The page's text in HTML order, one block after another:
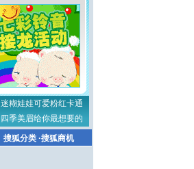
迷糊娃娃可爱粉红卡通
四季美眉给你最想要的
搜狐分类·搜狐商机